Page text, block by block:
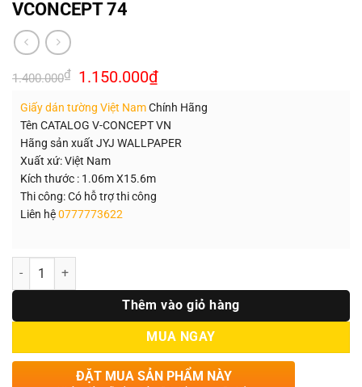
VCONCEPT 74
1.400.000₫ Giá
gốc
1.400.000₫.
1.150.000₫Giá
hiện
là:
1.150.000₫.
Giấy dán tường Việt NamChính Hãng
Tên CATALOG V-CONCEPT VN
Hãng sản xuất JYJ WALLPAPER
Xuất xứ: Việt Nam
Kích thước : 1.06m X15.6m
Thi công: Có hỗ trợ thi công
Liên hệ0777773622
Số lượng
Thêm vào giỏ hàng
MUA NGAY
ĐẶT MUA SẢN PHẨM NÀY